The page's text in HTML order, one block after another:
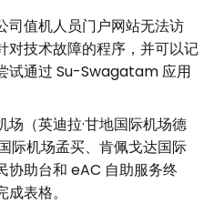
司值机人员门户网站无法访
对技术故障的程序，并可以记
试通过 Su-Swagatam 应用
场（英迪拉·甘地国际机场德
际机场孟买、肯佩戈达国际
协助台和 eAC 自助服务终
表格。